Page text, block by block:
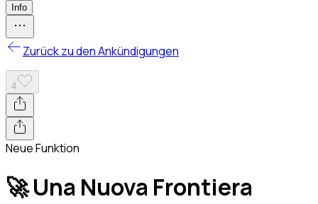
Info
Zurück zu den Ankündigungen
4
Neue Funktion
🚀 Una Nuova Frontiera